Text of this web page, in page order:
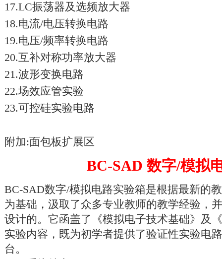
17.LC振荡器及选频放大器
18.电流/电压转换电路
19.电压/频率转换电路
20.互补对称功率放大器
21.波形变换电路
22.场效应管实验
23.可控硅实验电路
附加:面包板扩展区
BC-SAD 数字/模拟
BC-SAD数字/模拟电路实验箱是根据最新的
为基础，汲取了众多专业教师的教学经验，
设计的。它函盖了《模拟电子技术基础》及
实验内容，既为初学者提供了验证性实验电
台。